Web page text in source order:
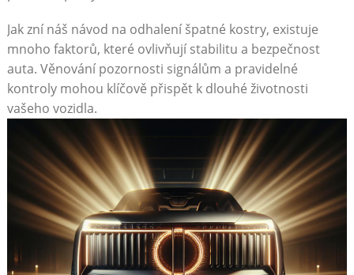
Jak zní náš návod na odhalení špatné kostry,⁢ existuje
mnoho⁤ faktorů, které ovlivňují stabilitu a bezpečnost
auta. Věnování pozornosti signálům a pravidelné
kontroly mohou ⁤klíčově‍ přispět⁤ k dlouhé životnosti
vašeho vozidla.